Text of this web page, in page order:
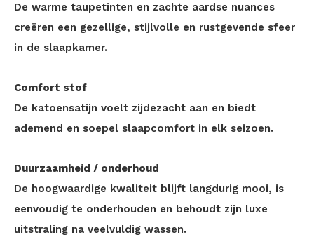
De warme taupetinten en zachte aardse nuances
creëren een gezellige, stijlvolle en rustgevende sfeer
in de slaapkamer.
Comfort stof
De katoensatijn voelt zijdezacht aan en biedt
ademend en soepel slaapcomfort in elk seizoen.
Duurzaamheid / onderhoud
De hoogwaardige kwaliteit blijft langdurig mooi, is
eenvoudig te onderhouden en behoudt zijn luxe
uitstraling na veelvuldig wassen.